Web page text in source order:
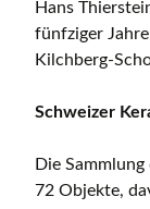
Hans
fünfziger
Kilchberg-
Schweizer
Die
72 Objekte,